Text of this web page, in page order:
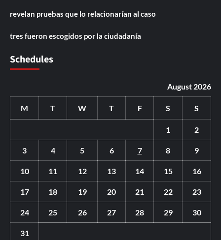
revelan pruebas que lo relacionarían al caso
tres fueron escogidos por la ciudadanía
Schedules
August 2026
M T W T F S S
1 2
3 4 5 6 7 8 9
10 11 12 13 14 15 16
17 18 19 20 21 22 23
24 25 26 27 28 29 30
31